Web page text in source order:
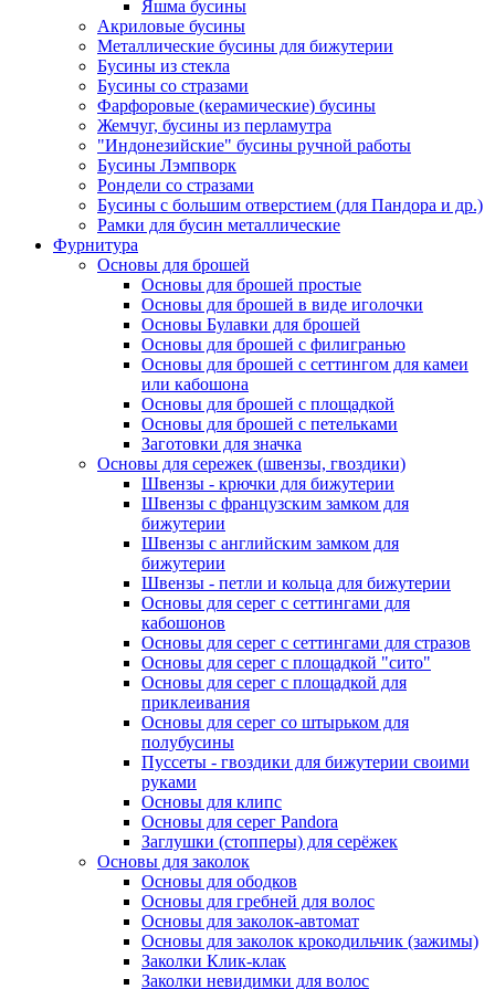
Яшма бусины
Акриловые бусины
Металлические бусины для бижутерии
Бусины из стекла
Бусины со стразами
Фарфоровые (керамические) бусины
Жемчуг, бусины из перламутра
"Индонезийские" бусины ручной работы
Бусины Лэмпворк
Рондели со стразами
Бусины с большим отверстием (для Пандора и др.)
Рамки для бусин металлические
Фурнитура
Основы для брошей
Основы для брошей простые
Основы для брошей в виде иголочки
Основы Булавки для брошей
Основы для брошей с филигранью
Основы для брошей с сеттингом для камеи
или кабошона
Основы для брошей с площадкой
Основы для брошей с петельками
Заготовки для значка
Основы для сережек (швензы, гвоздики)
Швензы - крючки для бижутерии
Швензы с французским замком для
бижутерии
Швензы с английским замком для
бижутерии
Швензы - петли и кольца для бижутерии
Основы для серег с сеттингами для
кабошонов
Основы для серег с сеттингами для стразов
Основы для серег с площадкой "сито"
Основы для серег с площадкой для
приклеивания
Основы для серег со штырьком для
полубусины
Пуссеты - гвоздики для бижутерии своими
руками
Основы для клипс
Основы для серег Pandora
Заглушки (стопперы) для серёжек
Основы для заколок
Основы для ободков
Основы для гребней для волос
Основы для заколок-автомат
Основы для заколок крокодильчик (зажимы)
Заколки Клик-клак
Заколки невидимки для волос